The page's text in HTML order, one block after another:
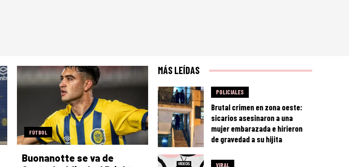
FÚTBOL
Buonanotte se va de
MÁS LEÍDAS
POLICIALES
Brutal crimen en zona oeste:
sicarios asesinaron a una
mujer embarazada e hirieron
de gravedad a su hijita
VIRAL